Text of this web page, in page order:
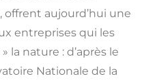
offrent aujourd’hui une
entreprises qui les
la nature : d’après le
Nationale de la